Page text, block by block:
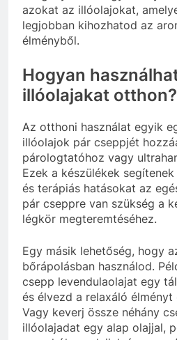
azokat az illóolajokat,
legjobban kihozhatod az
élményből.
Hogyan
illóolajakat otthon?
Az otthoni használat egyik
illóolajok pár cseppjét
párologtatóhoz vagy
Ezek a készülékek
és terápiás hatásokat az
pár cseppre van szükség a
légkör megteremtéséhez.
Egy másik lehetőség, hogy
bőrápolásban használod.
csepp levendulaolajat egy
és élvezd a relaxáló élményt
Vagy keverj össze néhány
illóolajadat egy alap olajjal,